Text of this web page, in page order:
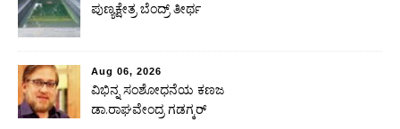
ಪುಣ್ಯಕ್ಷೇತ್ರ ಬೆಂದ್ರ್ ತೀರ್ಥ
Aug 06, 2026
ವಿಭಿನ್ನ ಸಂಶೋಧನೆಯ ಕಣಜ
ಡಾ.ರಾಘವೇಂದ್ರ ಗಡಗ್ಕರ್